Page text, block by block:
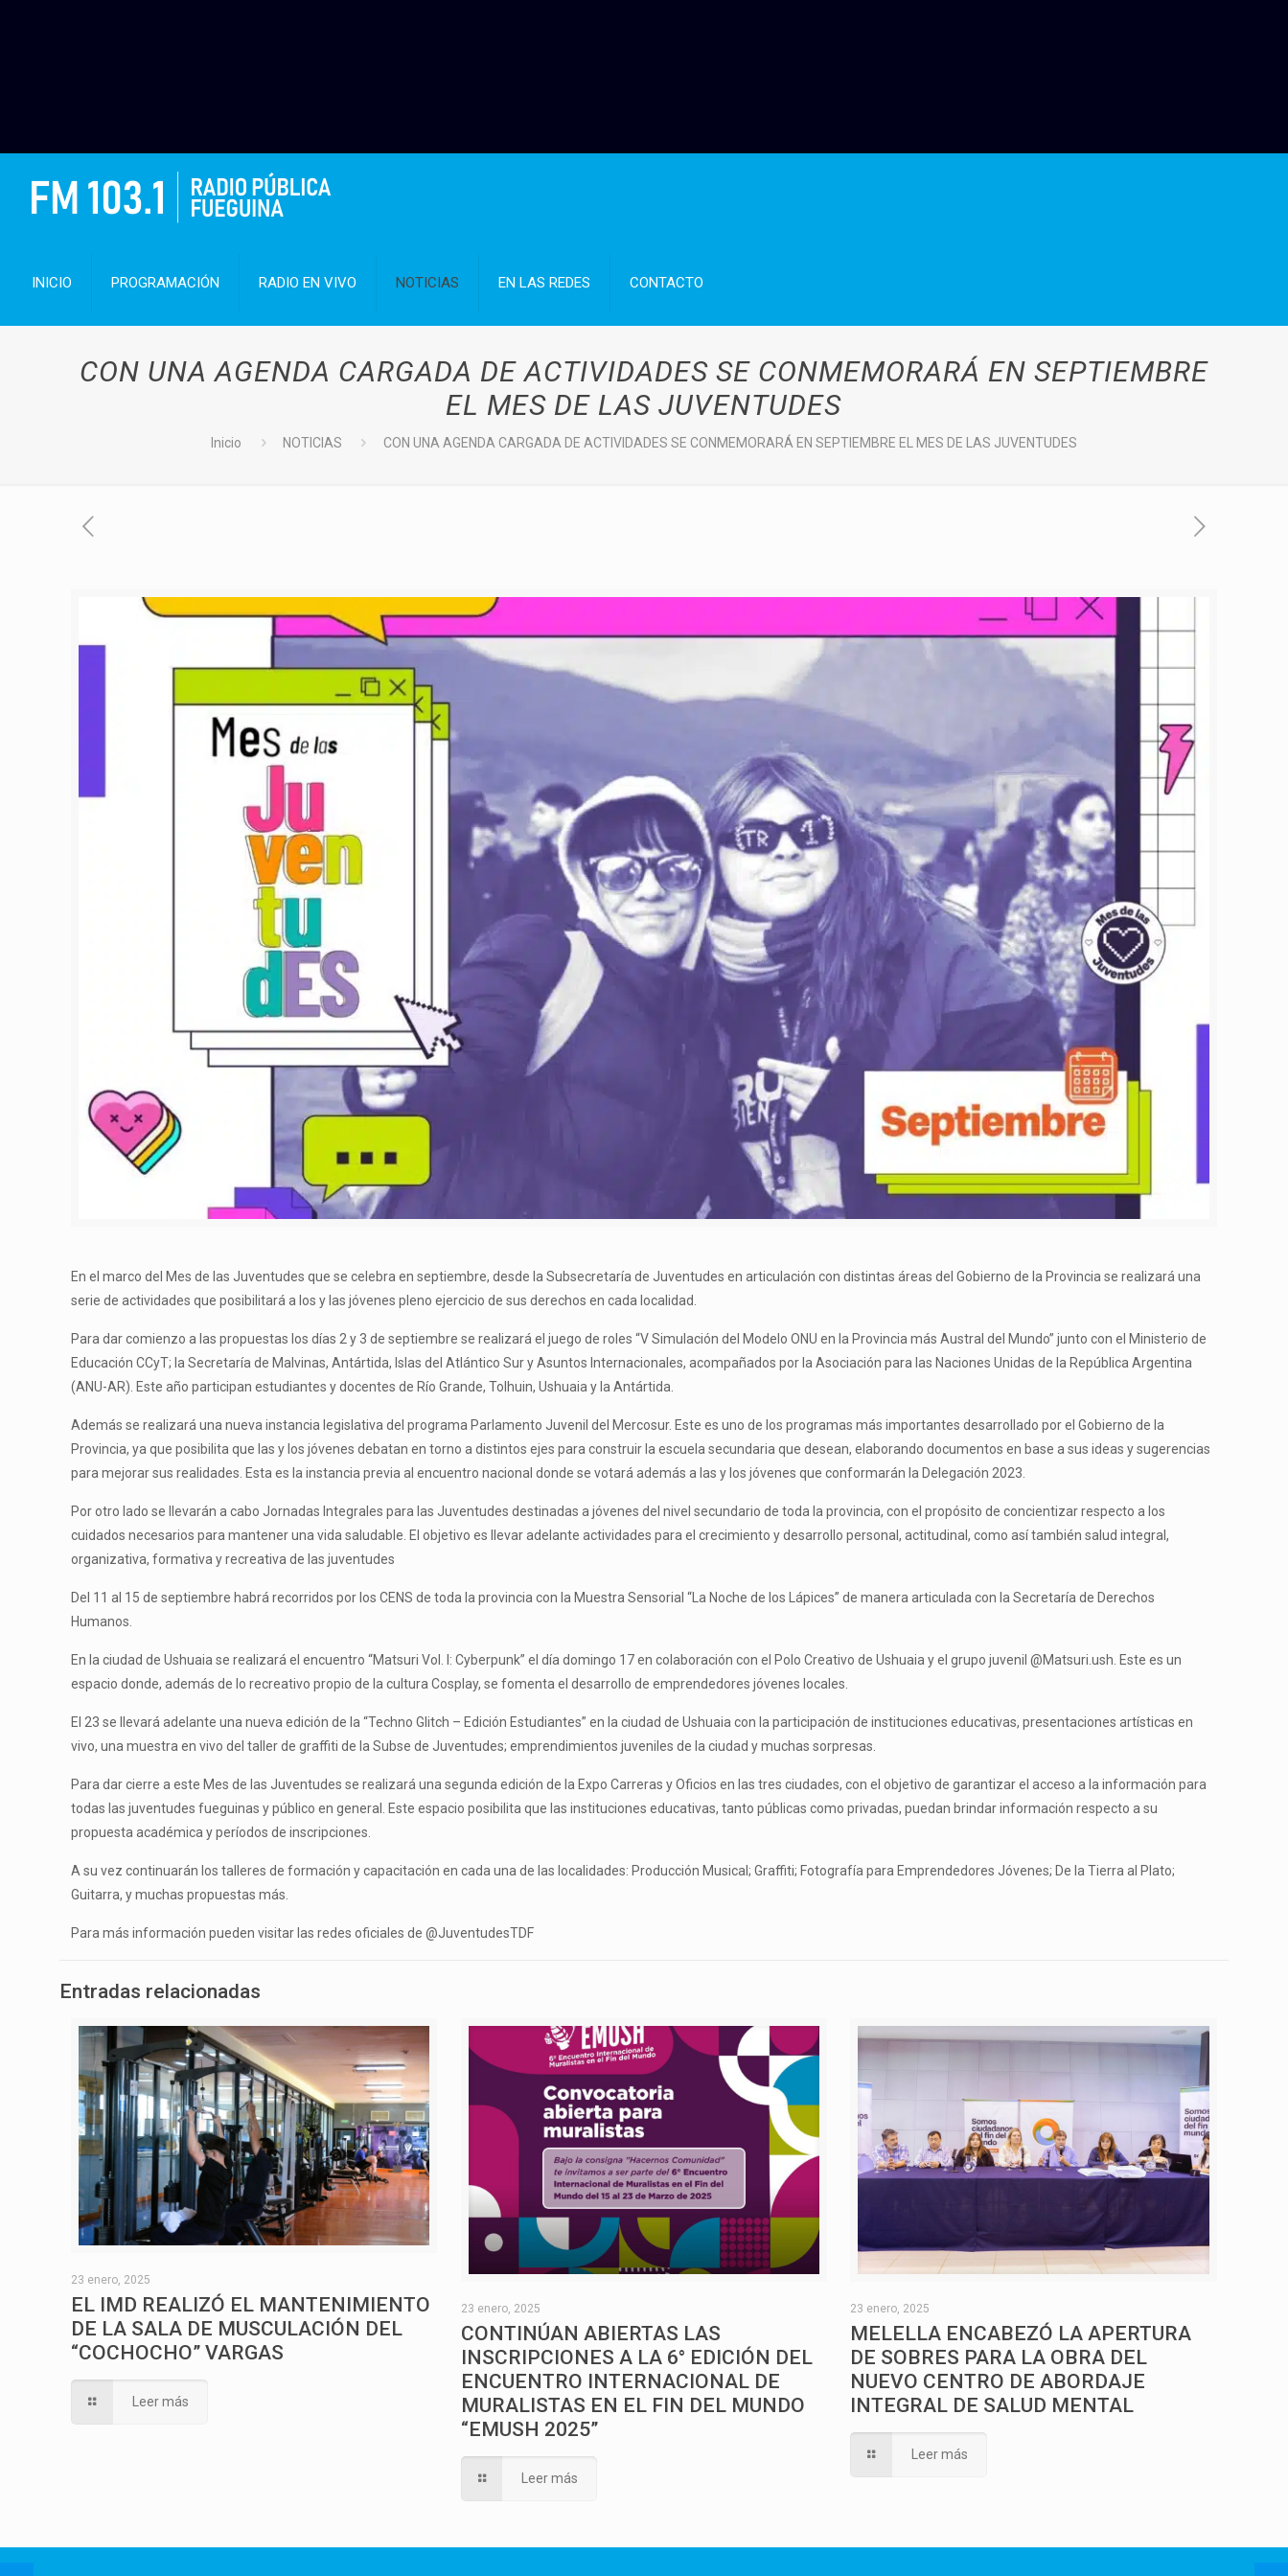
INICIO PROGRAMACIÓN RADIO EN VIVO NOTICIAS EN LAS REDES CONTACTO
CON UNA AGENDA CARGADA DE ACTIVIDADES SE CONMEMORARÁ EN SEPTIEMBRE
EL MES DE LAS JUVENTUDES
Inicio NOTICIAS CON UNA AGENDA CARGADA DE ACTIVIDADES SE CONMEMORARÁ EN SEPTIEMBRE EL MES DE LAS JUVENTUDES
En el marco del Mes de las Juventudes que se celebra en septiembre, desde la Subsecretaría de Juventudes en articulación con distintas áreas del Gobierno de la Provincia se realizará una
serie de actividades que posibilitará a los y las jóvenes pleno ejercicio de sus derechos en cada localidad.
Para dar comienzo a las propuestas los días 2 y 3 de septiembre se realizará el juego de roles “V Simulación del Modelo ONU en la Provincia más Austral del Mundo” junto con el Ministerio de
Educación CCyT; la Secretaría de Malvinas, Antártida, Islas del Atlántico Sur y Asuntos Internacionales, acompañados por la Asociación para las Naciones Unidas de la República Argentina
(ANU-AR). Este año participan estudiantes y docentes de Río Grande, Tolhuin, Ushuaia y la Antártida.
Además se realizará una nueva instancia legislativa del programa Parlamento Juvenil del Mercosur. Este es uno de los programas más importantes desarrollado por el Gobierno de la
Provincia, ya que posibilita que las y los jóvenes debatan en torno a distintos ejes para construir la escuela secundaria que desean, elaborando documentos en base a sus ideas y sugerencias
para mejorar sus realidades. Esta es la instancia previa al encuentro nacional donde se votará además a las y los jóvenes que conformarán la Delegación 2023.
Por otro lado se llevarán a cabo Jornadas Integrales para las Juventudes destinadas a jóvenes del nivel secundario de toda la provincia, con el propósito de concientizar respecto a los
cuidados necesarios para mantener una vida saludable. El objetivo es llevar adelante actividades para el crecimiento y desarrollo personal, actitudinal, como así también salud integral,
organizativa, formativa y recreativa de las juventudes
Del 11 al 15 de septiembre habrá recorridos por los CENS de toda la provincia con la Muestra Sensorial “La Noche de los Lápices” de manera articulada con la Secretaría de Derechos
Humanos.
En la ciudad de Ushuaia se realizará el encuentro “Matsuri Vol. I: Cyberpunk” el día domingo 17 en colaboración con el Polo Creativo de Ushuaia y el grupo juvenil @Matsuri.ush. Este es un
espacio donde, además de lo recreativo propio de la cultura Cosplay, se fomenta el desarrollo de emprendedores jóvenes locales.
El 23 se llevará adelante una nueva edición de la “Techno Glitch – Edición Estudiantes” en la ciudad de Ushuaia con la participación de instituciones educativas, presentaciones artísticas en
vivo, una muestra en vivo del taller de graffiti de la Subse de Juventudes; emprendimientos juveniles de la ciudad y muchas sorpresas.
Para dar cierre a este Mes de las Juventudes se realizará una segunda edición de la Expo Carreras y Oficios en las tres ciudades, con el objetivo de garantizar el acceso a la información para
todas las juventudes fueguinas y público en general. Este espacio posibilita que las instituciones educativas, tanto públicas como privadas, puedan brindar información respecto a su
propuesta académica y períodos de inscripciones.
A su vez continuarán los talleres de formación y capacitación en cada una de las localidades: Producción Musical; Graffiti; Fotografía para Emprendedores Jóvenes; De la Tierra al Plato;
Guitarra, y muchas propuestas más.
Para más información pueden visitar las redes oficiales de @JuventudesTDF
Entradas relacionadas
23 enero, 2025
EL IMD REALIZÓ EL MANTENIMIENTO
DE LA SALA DE MUSCULACIÓN DEL
“COCHOCHO” VARGAS
Leer más
23 enero, 2025
CONTINÚAN ABIERTAS LAS
INSCRIPCIONES A LA 6° EDICIÓN DEL
ENCUENTRO INTERNACIONAL DE
MURALISTAS EN EL FIN DEL MUNDO
“EMUSH 2025”
Leer más
23 enero, 2025
MELELLA ENCABEZÓ LA APERTURA
DE SOBRES PARA LA OBRA DEL
NUEVO CENTRO DE ABORDAJE
INTEGRAL DE SALUD MENTAL
Leer más